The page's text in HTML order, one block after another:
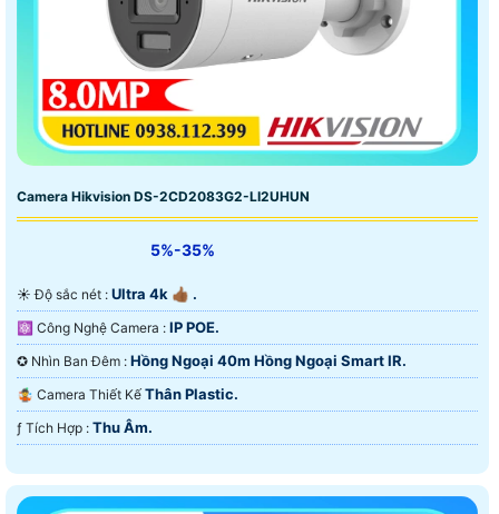
Camera Hikvision DS-2CD2083G2-LI2UHUN
5%-35%
☀️ Độ sắc nét : Ultra 4k 👍🏾 .
⚛️ Công Nghệ Camera : IP POE.
✪ Nhìn Ban Đêm : Hồng Ngoại 40m Hồng Ngoại Smart IR.
🤹 Camera Thiết Kế Thân Plastic.
️ƒ Tích Hợp : Thu Âm.